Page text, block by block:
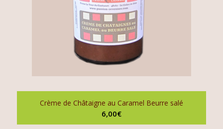
Crème de Châtaigne au Caramel Beurre salé
6,00€